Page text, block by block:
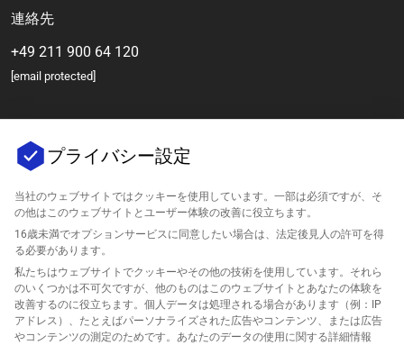
連絡先
+49 211 900 64 120
[email protected]
会社
サポート
Amazonのためのソリューション
プライバシー設定
当社のウェブサイトではクッキーを使用しています。一部は必須ですが、そ
の他はこのウェブサイトとユーザー体験の改善に役立ちます。
16歳未満でオプションサービスに同意したい場合は、法定後見人の許可を得
る必要があります。
私たちはウェブサイトでクッキーやその他の技術を使用しています。それら
のいくつかは不可欠ですが、他のものはこのウェブサイトとあなたの体験を
改善するのに役立ちます。個人データは処理される場合があります（例：IP
アドレス）、たとえばパーソナライズされた広告やコンテンツ、または広告
やコンテンツの測定のためです。あなたのデータの使用に関する詳細情報